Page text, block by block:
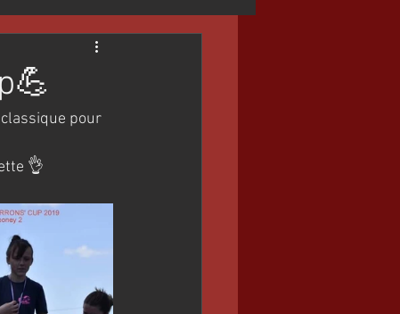
pour
👌